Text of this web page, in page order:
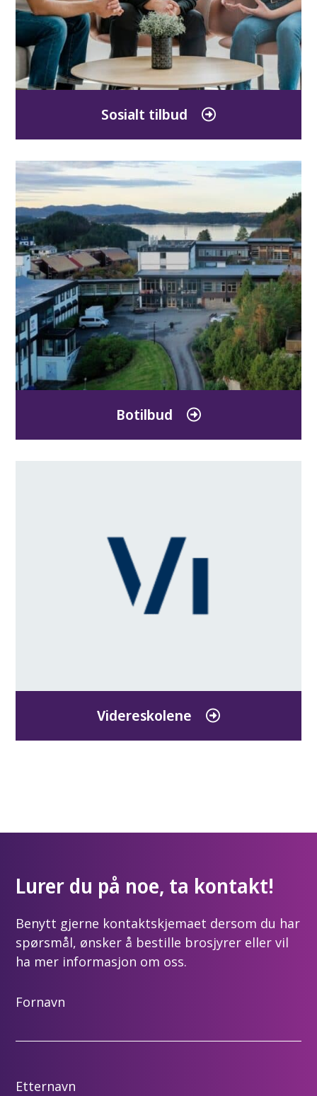
Sosialt tilbud
Botilbud
Videreskolene
Lurer du på noe, ta kontakt!
Benytt gjerne kontaktskjemaet dersom du har
spørsmål, ønsker å bestille brosjyrer eller vil
ha mer informasjon om oss.
Fornavn
Etternavn